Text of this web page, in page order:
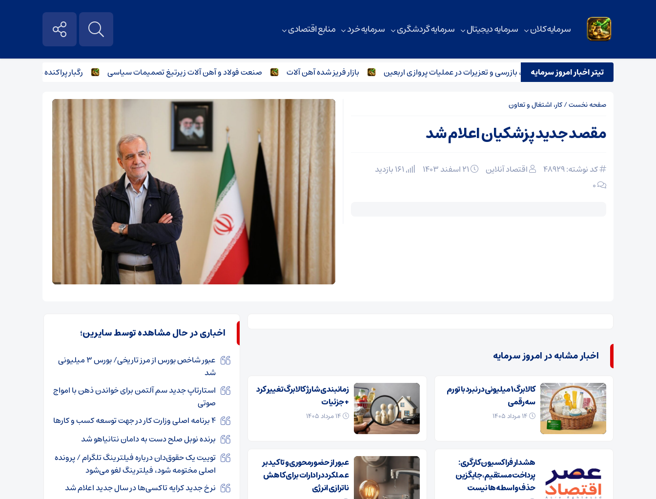
سرمایه کلان سرمایه دیجیتال سرمایه گردشگری سرمایه خرد منابع اقتصادی
تیتر اخبار امروز سرمایه
تیم مشترک نظارتی سازمان هواپیمایی، بازرسی و تعزیرات در عملیات پروازی اربعین بازار فریز شده آهن آلات صنعت فولاد و آهن آلات زیر‌تیغ تصمیمات سیاسی رگبار پراکنده در نیمه شمالی
صفحه نخست/کار، اشتغال و تعاون
مقصد جدید پزشکیان اعلام شد
کد نوشته: 48929 اقتصاد آنلاین
۰
اخبار مشابه در امروز سرمایه
کالابرگ ۱ میلیونی در نبرد با تورم
سه‌رقمی
زمانبندی شارژ کالابرگ تغییر کرد
+ جزئیات
هشدار فراکسیون کارگری:
پرداخت مستقیم، جایگزین
حذف واسطه‌ها نیست
عبور از حضورمحوری و تاکید بر
عملکرد در ادارات برای کاهش
ناترازی انرژی
اخباری در حال مشاهده توسط سایرین؛
عبور شاخص بورس از مرز تاریخی/ بورس ۳ میلیونی
شد
استارتاپ جدید سم آلتمن برای خواندن ذهن با امواج
صوتی
۴ برنامه اصلی وزارت کار در جهت توسعه کسب و کارها
برنده نوبل صلح دست به دامان نتانیاهو شد
توییت یک حقوق‌دان درباره فیلترینگ تلگرام / پرونده
اصلی مختومه شود، فیلترینگ لغو می‌شود
نرخ جدید کرایه تاکسی‌ها در سال جدید اعلام شد